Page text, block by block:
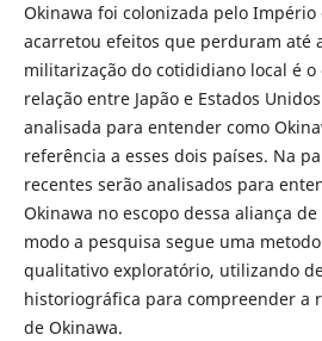
Okinawa foi colonizada pelo Império
acarretou efeitos que perduram até
militarização do cotididiano local é o
relação entre Japão e Estados
analisada para entender como
referência a esses dois países. Na
recentes serão analisados para
Okinawa no escopo dessa aliança
modo a pesquisa segue uma
qualitativo exploratório, utilizando
historiográfica para compreender a
de Okinawa.